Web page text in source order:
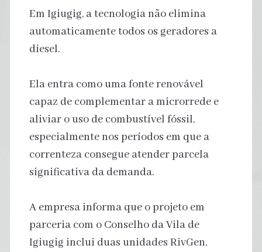
Em Igiugig, a tecnologia não elimina
automaticamente todos os geradores a
diesel.
Ela entra como uma fonte renovável
capaz de complementar a microrrede e
aliviar o uso de combustível fóssil,
especialmente nos períodos em que a
correnteza consegue atender parcela
significativa da demanda.
A empresa informa que o projeto em
parceria com o Conselho da Vila de
Igiugig inclui duas unidades RivGen,